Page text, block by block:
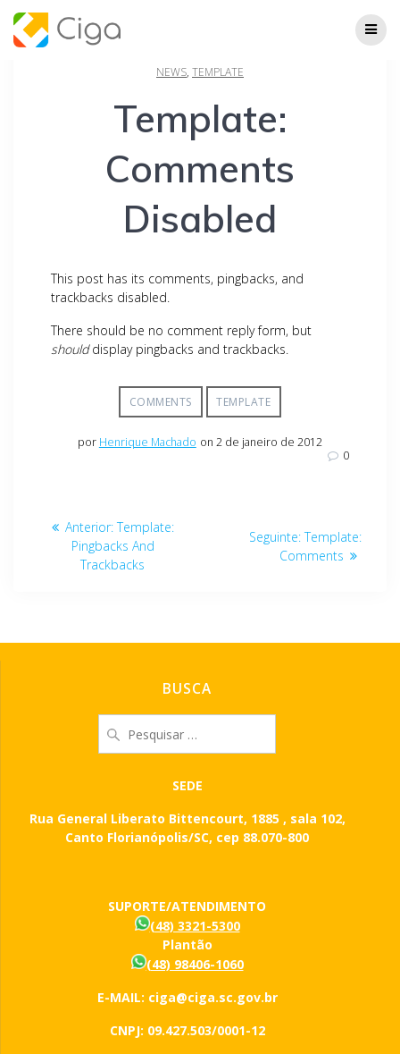
NEWS, TEMPLATE
Template:
Comments
Disabled
This post has its comments, pingbacks, and
trackbacks disabled.
There should be no comment reply form, but
shoulddisplay pingbacks and trackbacks.
COMMENTS TEMPLATE
por Henrique Machado on 2 de janeiro de 2012
0
Navegação
Anterior:Post
anterior:
Template:
Pingbacks And
Trackbacks
Seguinte:Post
seguinte:
Template:
Comments
BUSCA
por:
SEDE
Rua General Liberato Bittencourt, 1885 , sala 102,
Canto Florianópolis/SC, cep 88.070-800
SUPORTE/ATENDIMENTO
(48) 3321-5300
Plantão
(48) 98406-1060
E-MAIL: ciga@ciga.sc.gov.br
CNPJ: 09.427.503/0001-12